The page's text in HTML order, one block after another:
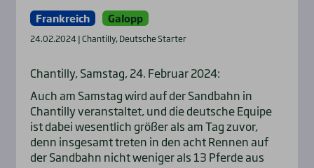
Frankreich Galopp
24.02.2024 | Chantilly, Deutsche Starter
Chantilly, Samstag, 24. Februar 2024:
Auch am Samstag wird auf der Sandbahn in
Chantilly veranstaltet, und die deutsche Equipe
ist dabei wesentlich größer als am Tag zuvor,
denn insgesamt treten in den acht Rennen auf
der Sandbahn nicht weniger als 13 Pferde aus